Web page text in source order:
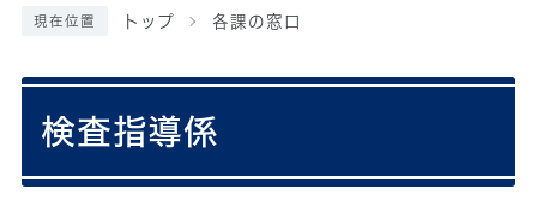
現在位置 トップ 各課の窓口
検査指導係